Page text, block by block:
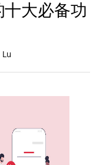
大必备功
Lu